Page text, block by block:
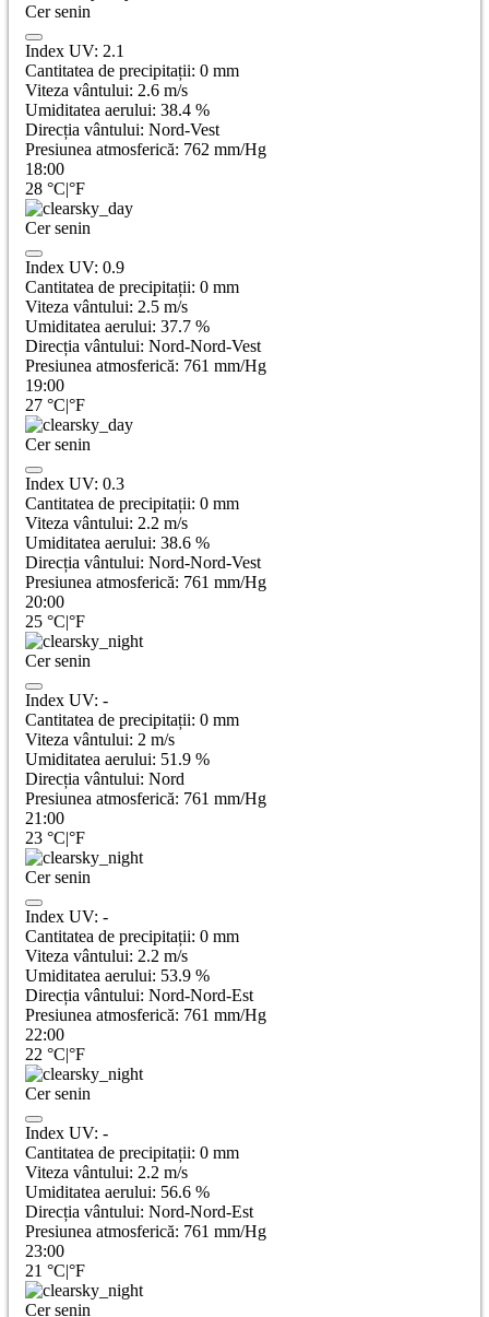
Cer senin
Index UV: 2.1
Cantitatea de precipitații: 0 mm
Viteza vântului: 2.6 m/s
Umiditatea aerului: 38.4 %
Direcția vântului: Nord-Vest
Presiunea atmosferică: 762 mm/Hg
18:00
28 °C|°F
Cer senin
Index UV: 0.9
Cantitatea de precipitații: 0 mm
Viteza vântului: 2.5 m/s
Umiditatea aerului: 37.7 %
Direcția vântului: Nord-Nord-Vest
Presiunea atmosferică: 761 mm/Hg
19:00
27 °C|°F
Cer senin
Index UV: 0.3
Cantitatea de precipitații: 0 mm
Viteza vântului: 2.2 m/s
Umiditatea aerului: 38.6 %
Direcția vântului: Nord-Nord-Vest
Presiunea atmosferică: 761 mm/Hg
20:00
25 °C|°F
Cer senin
Index UV: -
Cantitatea de precipitații: 0 mm
Viteza vântului: 2 m/s
Umiditatea aerului: 51.9 %
Direcția vântului: Nord
Presiunea atmosferică: 761 mm/Hg
21:00
23 °C|°F
Cer senin
Index UV: -
Cantitatea de precipitații: 0 mm
Viteza vântului: 2.2 m/s
Umiditatea aerului: 53.9 %
Direcția vântului: Nord-Nord-Est
Presiunea atmosferică: 761 mm/Hg
22:00
22 °C|°F
Cer senin
Index UV: -
Cantitatea de precipitații: 0 mm
Viteza vântului: 2.2 m/s
Umiditatea aerului: 56.6 %
Direcția vântului: Nord-Nord-Est
Presiunea atmosferică: 761 mm/Hg
23:00
21 °C|°F
Cer senin